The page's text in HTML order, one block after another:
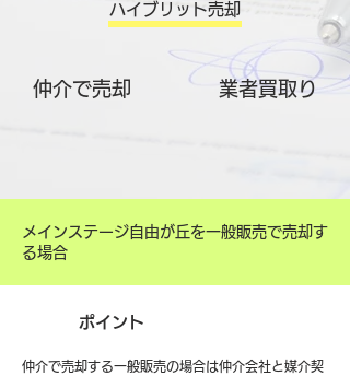
ハイブリット売却
仲介で売却 ​業者買取り
メインステージ自由が丘を一般販売で売却す
る場合
ポイント
仲介で売却する一般販売の場合は仲介会社と媒介契